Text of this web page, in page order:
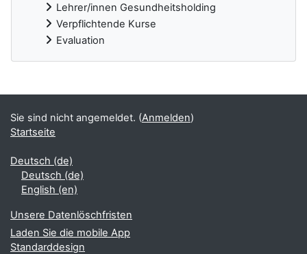
Lehrer/innen Gesundheitsholding
Verpflichtende Kurse
Evaluation
Ergänzungsblöcke
Sie sind nicht angemeldet. (Anmelden)
Startseite
Deutsch ‎(de)‎
Deutsch ‎(de)‎
English ‎(en)‎
Unsere Datenlöschfristen
Laden Sie die mobile App
Standarddesign